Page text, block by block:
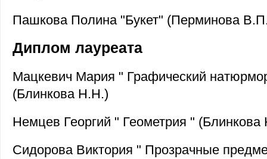
Пашкова Полина "Букет" (Перминова
Диплом лауреата
Мацкевич Мария " Графический
(Блинкова Н.Н.)
Немцев Георгий " Геометрия "
Сидорова Виктория " Прозрачные